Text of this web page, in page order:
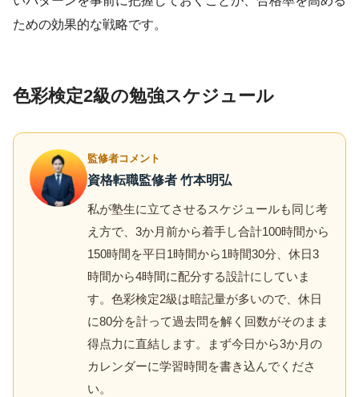
ための効果的な戦略です。
色彩検定2級の勉強スケジュール
監修者コメント
資格転職監修者 竹本明弘
私が塾生に立てさせるスケジュールも同じ考
え方で、3か月前から着手し合計100時間から
150時間を平日1時間から1時間30分、休日3
時間から4時間に配分する設計にしていま
す。色彩検定2級は暗記量が多いので、休日
に80分を計って過去問を解く回数がそのまま
得点力に直結します。まず今日から3か月の
カレンダーに学習時間を書き込んでくださ
い。